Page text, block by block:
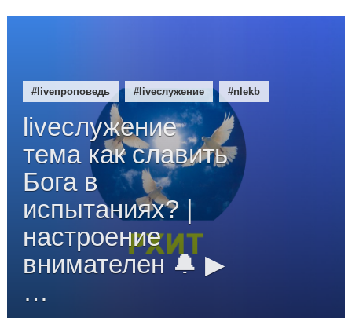
#liveпроповедь #liveслужение #nlekb
liveслужение
тема как славить
Бога в
испытаниях? |
настроение
внимателен 🔔 ▶
…